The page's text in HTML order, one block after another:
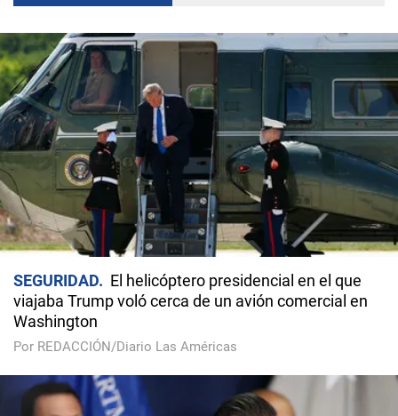
SEGURIDAD
El helicóptero presidencial en el que
viajaba Trump voló cerca de un avión comercial en
Washington
Por REDACCIÓN/Diario Las Américas